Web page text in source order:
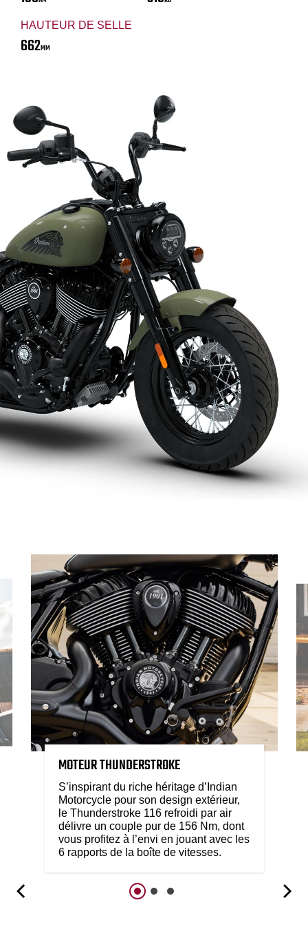
HAUTEUR DE SELLE
662MM
MOTEUR THUNDERSTROKE
S’inspirant du riche héritage d’Indian
Motorcycle pour son design extérieur,
le Thunderstroke 116 refroidi par air
délivre un couple pur de 156 Nm, dont
vous profitez à l’envi en jouant avec les
6 rapports de la boîte de vitesses.